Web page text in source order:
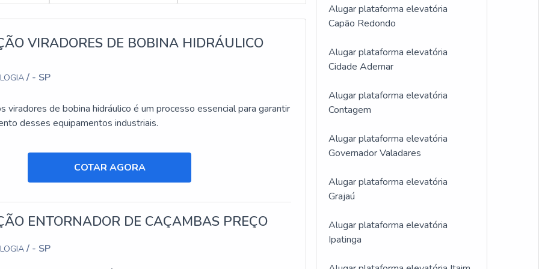
precisa para Aluguel de plataforma. A empresa oferece opções
empresa que tem sido preferência no segmento por toda
de excelência de ponta a ponta.
com conteúdos que vão adicionar mais conhecimento sobre
VIRADORES DE BOBINA HIDRÁULICO
/ - SP
viradores de bobina hidráulico é um processo essencial para garantir
desses equipamentos industriais.
COTAR AGORA
ENTORNADOR DE CAÇAMBAS PREÇO
/ - SP
Alugar plataforma elevatória
Capão Redondo
Alugar plataforma elevatória
Cidade Ademar
Alugar plataforma elevatória
Contagem
Alugar plataforma elevatória
Governador Valadares
Alugar plataforma elevatória
Grajaú
Alugar plataforma elevatória
Ipatinga